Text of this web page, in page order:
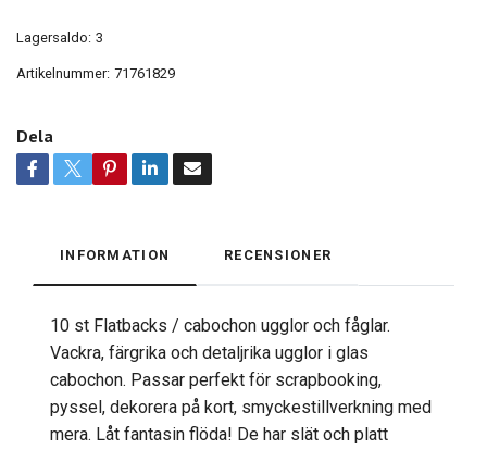
Lagersaldo: 3
Artikelnummer: 71761829
Dela
INFORMATION RECENSIONER
10 st Flatbacks / cabochon ugglor och fåglar.
Vackra, färgrika och detaljrika ugglor i glas
cabochon. Passar perfekt för scrapbooking,
pyssel, dekorera på kort, smyckestillverkning med
mera. Låt fantasin flöda! De har slät och platt